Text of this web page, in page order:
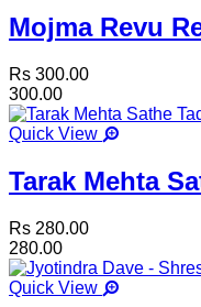
Mojma Revu
Rs 300.00
300.00
Quick View
Tarak Mehta
Rs 280.00
280.00
Quick View